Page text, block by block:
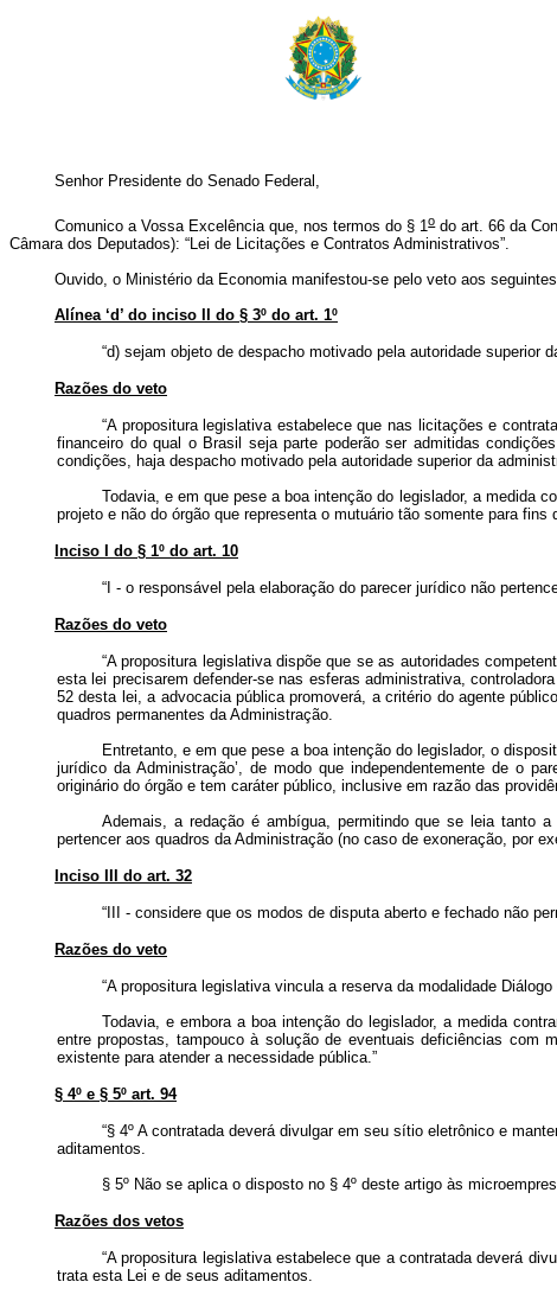
Senhor Presidente do Senado Federal,
Comunico a Vossa Excelência que, nos termos do § 1odo art. 66 da
Câmara dos Deputados): “Lei de Licitações e Contratos Administrativos”.
Ouvido, o Ministério da Economia manifestou-se pelo veto aos
Alínea ‘d’ do inciso II do § 3º do art. 1º
“d) sejam objeto de despacho motivado pela autoridade superior
Razões do veto
“A propositura legislativa estabelece que nas licitações e
financeiro do qual o Brasil seja parte poderão ser admitidas
condições, haja despacho motivado pela autoridade superior da
Todavia, e em que pese a boa intenção do legislador, a medida
projeto e não do órgão que representa o mutuário tão somente para fins
Inciso I do § 1º do art. 10
“I - o responsável pela elaboração do parecer jurídico não
Razões do veto
“A propositura legislativa dispõe que se as autoridades
esta lei precisarem defender-se nas esferas administrativa,
52 desta lei, a advocacia pública promoverá, a critério do agente
quadros permanentes da Administração.
Entretanto, e em que pese a boa intenção do legislador, o
jurídico da Administração’, de modo que independentemente de o
originário do órgão e tem caráter público, inclusive em razão das
Ademais, a redação é ambígua, permitindo que se leia tanto a
pertencer aos quadros da Administração (no caso de exoneração, por
Inciso III do art. 32
“III - considere que os modos de disputa aberto e fechado não
Razões do veto
“A propositura legislativa vincula a reserva da modalidade
Todavia, e embora a boa intenção do legislador, a medida
entre propostas, tampouco à solução de eventuais deficiências com
existente para atender a necessidade pública.”
§ 4º e § 5º art. 94
“§ 4º A contratada deverá divulgar em seu sítio eletrônico e
aditamentos.
§ 5º Não se aplica o disposto no § 4º deste artigo às
Razões dos vetos
“A propositura legislativa estabelece que a contratada deverá
trata esta Lei e de seus aditamentos.